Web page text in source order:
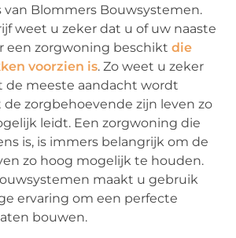
van Blommers Bouwsystemen.
weet u zeker dat u of uw naaste
een zorgwoning beschiktdie
voorzien is. Zo weet u zeker
de meeste aandacht wordt
zorgbehoevende zijn leven zo
leidt. Een zorgwoning die
is, is immers belangrijk om de
zo hoog mogelijk te houden.
maakt u gebruik
ervaring om een perfecte
bouwen.